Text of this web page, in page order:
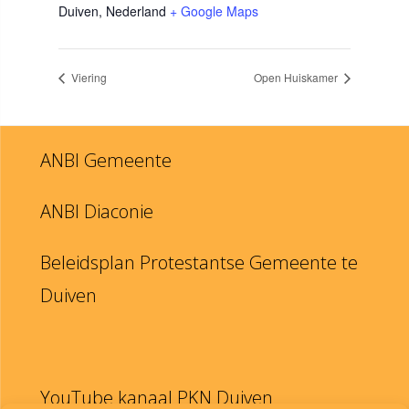
Duiven, Nederland + Google Maps
Viering Open Huiskamer
ANBI Gemeente
ANBI Diaconie
Beleidsplan Protestantse Gemeente te
Duiven
YouTube kanaal PKN Duiven